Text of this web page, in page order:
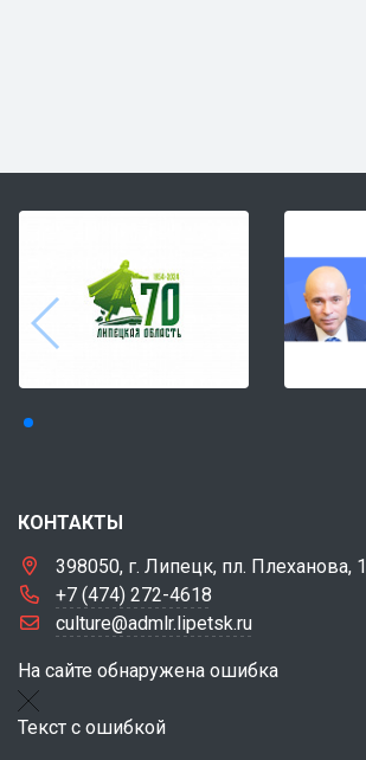
КОНТАКТЫ
398050, г. Липецк, пл. Плеханова, 1
+7 (474) 272-4618
culture@admlr.lipetsk.ru
На сайте обнаружена ошибка
Текст с ошибкой